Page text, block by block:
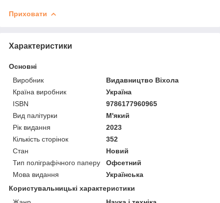
Приховати
Характеристики
Основні
Виробник
Видавництво Віхола
Країна виробник
Україна
ISBN
9786177960965
Вид палітурки
М'який
Рік видання
2023
Кількість сторінок
352
Стан
Новий
Тип поліграфічного паперу
Офсетний
Мова видання
Українська
Користувальницькі характеристики